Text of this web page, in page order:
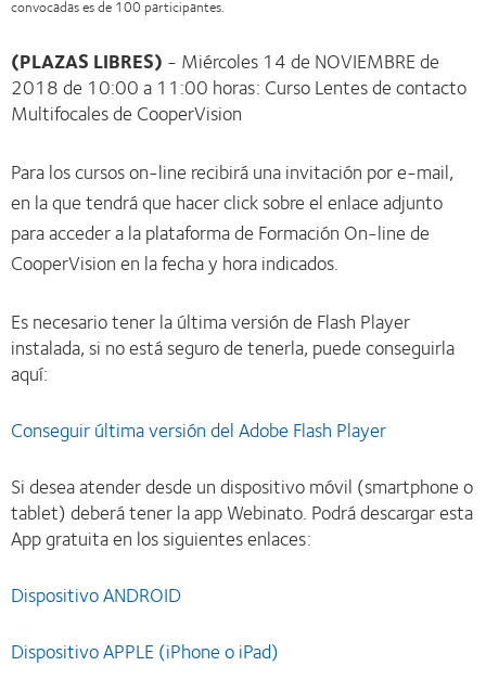
convocadas es de 100 participantes.
(PLAZAS LIBRES) - Miércoles 14 de NOVIEMBRE de
2018 de 10:00 a 11:00 horas: Curso Lentes de contacto
Multifocales de CooperVision
Para los cursos on-line recibirá una invitación por e-mail,
en la que tendrá que hacer click sobre el enlace adjunto
para acceder a la plataforma de Formación On-line de
CooperVision en la fecha y hora indicados.
Es necesario tener la última versión de Flash Player
instalada, si no está seguro de tenerla, puede conseguirla
aquí:
Conseguir última versión del Adobe Flash Player
Si desea atender desde un dispositivo móvil (smartphone o
tablet) deberá tener la app Webinato. Podrá descargar esta
App gratuita en los siguientes enlaces:
Dispositivo ANDROID
Dispositivo APPLE (iPhone o iPad)